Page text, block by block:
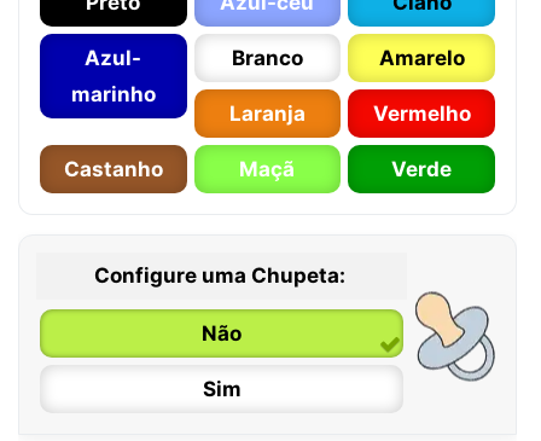
Azul-
marinho
Branco Amarelo
Laranja Vermelho
Castanho Maçã Verde
Configure uma Chupeta:
Não
Sim